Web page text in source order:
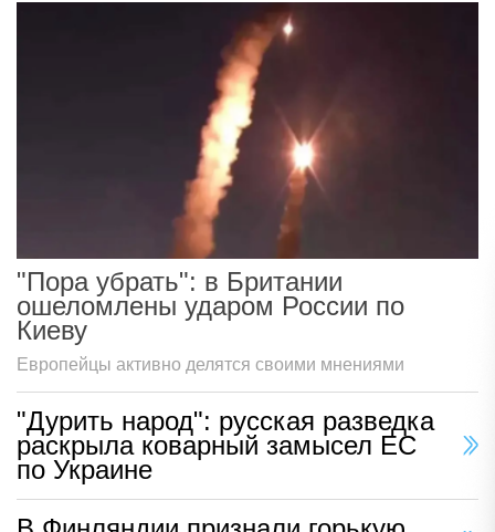
"Пора убрать": в Британии
ошеломлены ударом России по
Киеву
Европейцы активно делятся своими мнениями
"Дурить народ": русская разведка
раскрыла коварный замысел ЕС
по Украине